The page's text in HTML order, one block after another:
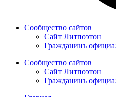
Сообщество сайтов
Сайт Литпоэтон
Гражданинъ
Сообщество сайтов
Сайт Литпоэтон
Гражданинъ